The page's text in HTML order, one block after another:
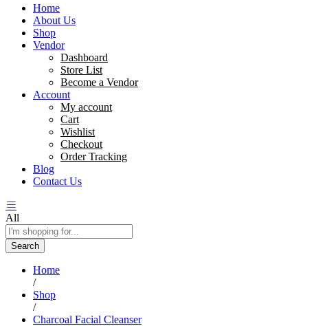
Home
About Us
Shop
Vendor
Dashboard
Store List
Become a Vendor
Account
My account
Cart
Wishlist
Checkout
Order Tracking
Blog
Contact Us
All
Search
Home
/
Shop
/
Charcoal Facial Cleanser